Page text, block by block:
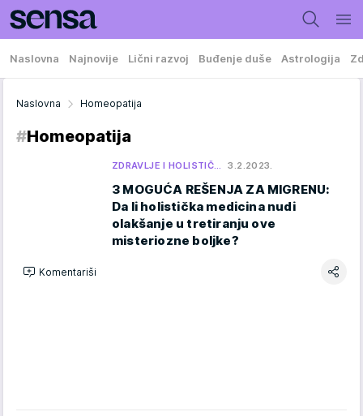
Naslovna Najnovije Lični razvoj Buđenje duše Astrologija
Naslovna Homeopatija
#Homeopatija
ZDRAVLJE I HOLISTIČ… 3.2.2023.
3 MOGUĆA REŠENJA ZA MIGRENU:
Da li holistička medicina nudi
olakšanje u tretiranju ove
misteriozne boljke?
Komentariši